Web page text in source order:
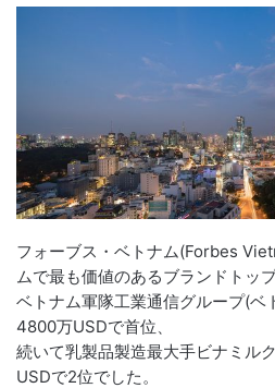
フォーブス・ベトナム(Forbes
ムで最も価値のあるブランドトッ
ベトナム軍隊工業通信グループ(
4800万USDで首位、
続いて乳製品製造最大手ビナミル
USDで2位でした。